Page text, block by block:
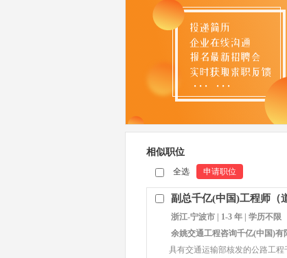
相似职位
全选
申请职位
副总千亿(中国)工程师（
浙江-宁波市 | 1-3 年 | 学历不限
余姚交通工程咨询千亿(中国)有
具有交通运输部核发的公路工